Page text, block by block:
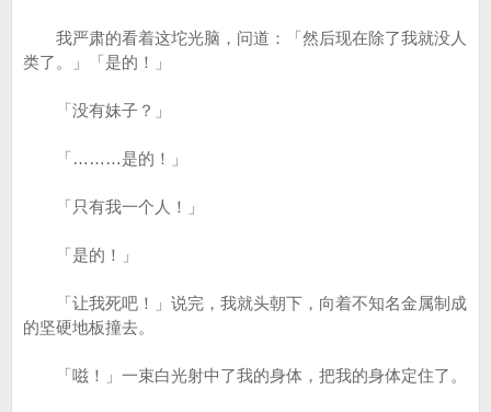
我严肃的看着这坨光脑，问道：「然后现在除了我就没人
类了。」「是的！」
「没有妹子？」
「………是的！」
「只有我一个人！」
「是的！」
「让我死吧！」说完，我就头朝下，向着不知名金属制成
的坚硬地板撞去。
「嗞！」一束白光射中了我的身体，把我的身体定住了。